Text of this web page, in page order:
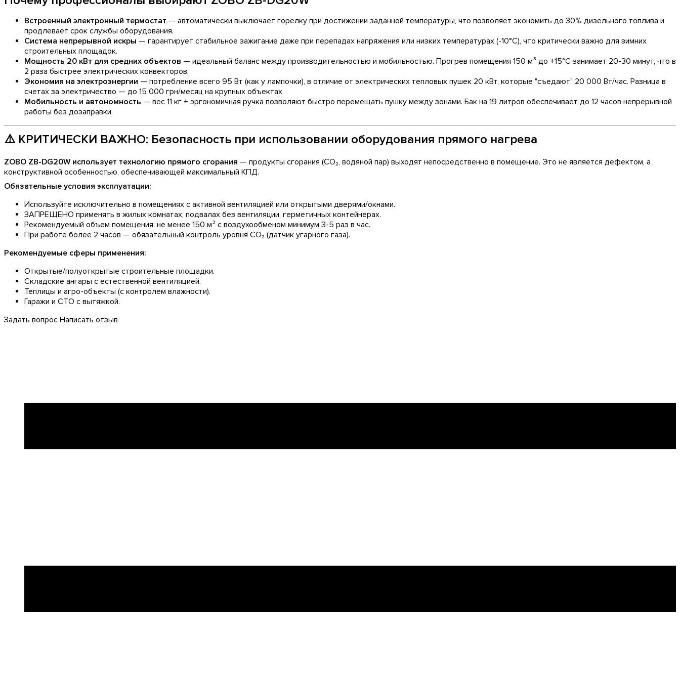
Встроенный электронный термостат — автоматически выключает горелку при достижении заданной температуры, что позволяет экономить до 30% дизельного топлива и
продлевает срок службы оборудования.
Система непрерывной искры — гарантирует стабильное зажигание даже при перепадах напряжения или низких температурах (-10°C), что критически важно для зимних
строительных площадок.
Мощность 20 кВт для средних объектов — идеальный баланс между производительностью и мобильностью. Прогрев помещения 150 м³ до +15°C занимает 20-30 минут, что в
2 раза быстрее электрических конвекторов.
Экономия на электроэнергии — потребление всего 95 Вт (как у лампочки), в отличие от электрических тепловых пушек 20 кВт, которые "съедают" 20 000 Вт/час. Разница в
счетах за электричество — до 15 000 грн/месяц на крупных объектах.
Мобильность и автономность — вес 11 кг + эргономичная ручка позволяют быстро перемещать пушку между зонами. Бак на 19 литров обеспечивает до 12 часов непрерывной
работы без дозаправки.
⚠️ КРИТИЧЕСКИ ВАЖНО: Безопасность при использовании оборудования прямого нагрева
ZOBO ZB-DG20W использует технологию прямого сгорания — продукты сгорания (CO₂, водяной пар) выходят непосредственно в помещение. Это не является дефектом, а
конструктивной особенностью, обеспечивающей максимальный КПД.
Обязательные условия эксплуатации:
Используйте исключительно в помещениях с активной вентиляцией или открытыми дверями/окнами.
ЗАПРЕЩЕНО применять в жилых комнатах, подвалах без вентиляции, герметичных контейнерах.
Рекомендуемый объем помещения: не менее 150 м³ с воздухообменом минимум 3-5 раз в час.
При работе более 2 часов — обязательный контроль уровня CO₂ (датчик угарного газа).
Рекомендуемые сферы применения:
Открытые/полуоткрытые строительные площадки.
Складские ангары с естественной вентиляцией.
Теплицы и агро-объекты (с контролем влажности).
Гаражи и СТО с вытяжкой.
Задать вопрос Написать отзыв